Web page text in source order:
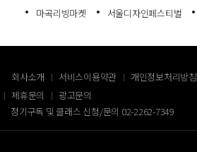
마곡리빙마켓
서울디자인페스티벌
회사소개 서비스이용약관 개인정보처리방침
제휴문의
광고문의
정기구독 및 클래스 신청/문의 02-2262-7349